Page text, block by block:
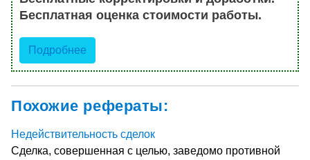
Бесплатная оценка стоимости работы.
Подробнее
Похожие рефераты:
Недействительность сделок
Сделка, совершенная с целью, заведомо противной